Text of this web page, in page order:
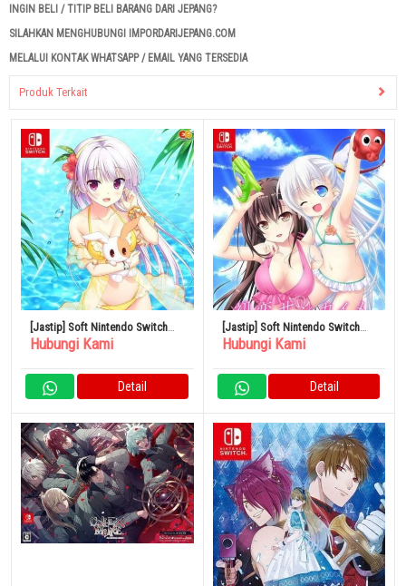
INGIN BELI / TITIP BELI BARANG DARI JEPANG?
SILAHKAN MENGHUBUNGI IMPORDARIJEPANG.COM
MELALUI KONTAK WHATSAPP / EMAIL YANG TERSEDIA
Produk Terkait
[Jastip] Soft Nintendo Switch
Sakura Hatsuyuki – Edisi
Hubungi Kami
Detail
[Jastip] Soft Nintendo Switch
Hatsukoi Sankaime – Edisi
Hubungi Kami
Detail